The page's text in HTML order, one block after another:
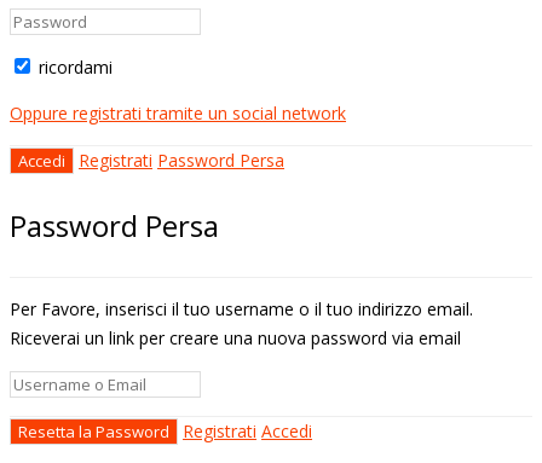
ricordami
Oppure registrati tramite un social network
Registrati Password Persa
Password Persa
Per Favore, inserisci il tuo username o il tuo indirizzo email.
Riceverai un link per creare una nuova password via email
Registrati Accedi